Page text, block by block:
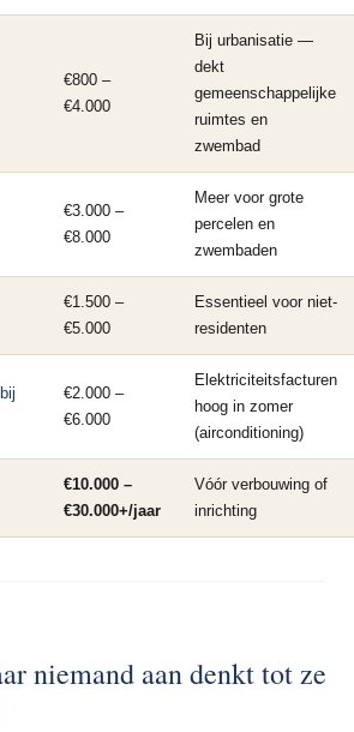
€800 –
€4.000
Bij urbanisatie —
dekt
gemeenschappelijke
ruimtes en
zwembad
€3.000 –
€8.000
Meer voor grote
percelen en
zwembaden
€1.500 –
€5.000
Essentieel voor niet-
residenten
€2.000 –
€6.000
Elektriciteitsfacturen
hoog in zomer
(airconditioning)
€10.000 –
€30.000+/jaar
Vóór verbouwing of
inrichting
niemand aan denkt tot ze